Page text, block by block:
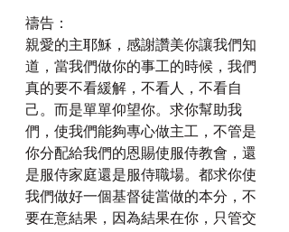
禱告：
親愛的主耶穌，感謝讚美你讓我們知
道，當我們做你的事工的時候，我們
真的要不看緩解，不看人，不看自
己。而是單單仰望你。求你幫助我
們，使我們能夠專心做主工，不管是
你分配給我們的恩賜使服侍教會，還
是服侍家庭還是服侍職場。都求你使
我們做好一個基督徒當做的本分，不
要在意結果，因為結果在你，只管交